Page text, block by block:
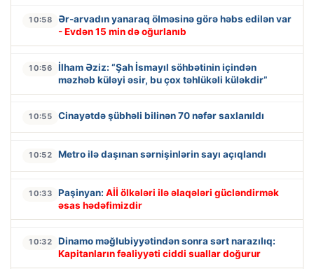
10:58
Ər-arvadın yanaraq ölməsinə görə həbs edilən var
- Evdən 15 min də oğurlanıb
10:56
İlham Əziz: “Şah İsmayıl söhbətinin içindən
məzhəb küləyi əsir, bu çox təhlükəli küləkdir”
10:55 Cinayətdə şübhəli bilinən 70 nəfər saxlanıldı
10:52 Metro ilə daşınan sərnişinlərin sayı açıqlandı
10:33 Paşinyan: Aİİ ölkələri ilə əlaqələri gücləndirmək
əsas hədəfimizdir
10:32
Dinamo məğlubiyyətindən sonra sərt narazılıq:
Kapitanların fəaliyyəti ciddi suallar doğurur